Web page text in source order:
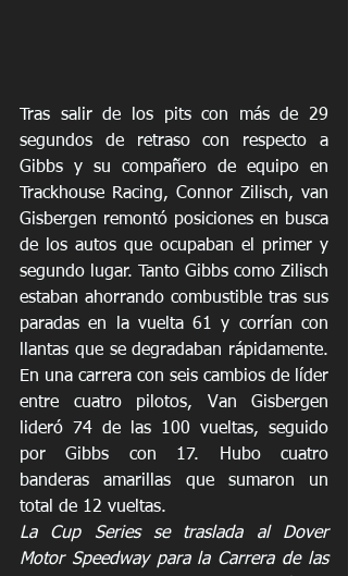
Tras salir de los pits con más de 29
segundos de retraso con respecto a
Gibbs y su compañero de equipo en
Trackhouse Racing, Connor Zilisch, van
Gisbergen remontó posiciones en busca
de los autos que ocupaban el primer y
segundo lugar. Tanto Gibbs como Zilisch
estaban ahorrando combustible tras sus
paradas en la vuelta 61 y corrían con
llantas que se degradaban rápidamente.
En una carrera con seis cambios de líder
entre cuatro pilotos, Van Gisbergen
lideró 74 de las 100 vueltas, seguido
por Gibbs con 17. Hubo cuatro
banderas amarillas que sumaron un
total de 12 vueltas.
La Cup Series se traslada al Dover
Motor Speedway para la Carrera de las